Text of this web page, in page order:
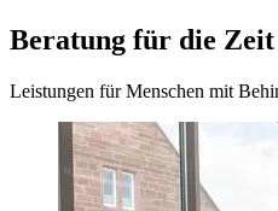
Beratung für die Zeit
Leistungen für Menschen mit